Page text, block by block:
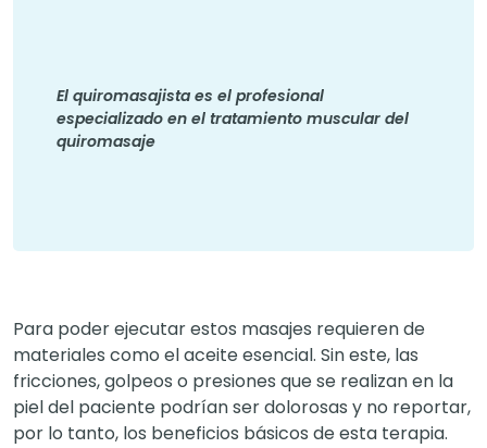
El quiromasajista es el profesional
especializado en el tratamiento muscular del
quiromasaje
Para poder ejecutar estos masajes requieren de
materiales como el aceite esencial. Sin este, las
fricciones, golpeos o presiones que se realizan en la
piel del paciente podrían ser dolorosas y no reportar,
por lo tanto, los beneficios básicos de esta terapia.